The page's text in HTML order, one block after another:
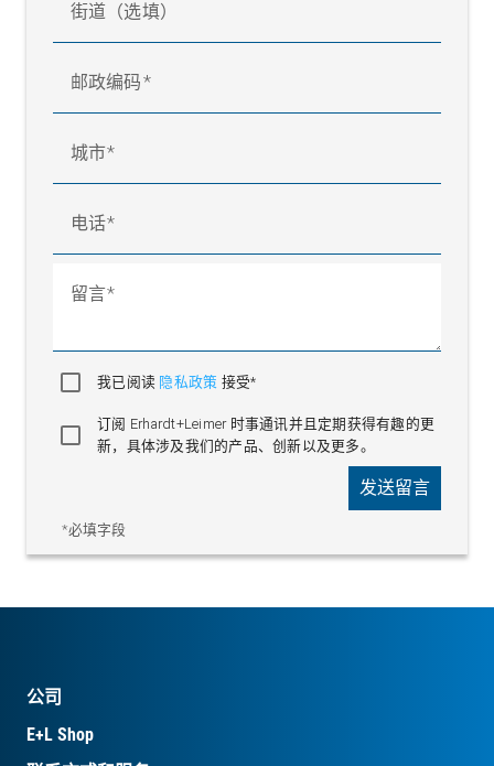
街道（选填）
邮政编码
城市
电话
留言
我已阅读 隐私政策 接受*
订阅 Erhardt+Leimer 时事通讯并且定期获得有趣的更
新，具体涉及我们的产品、创新以及更多。
*必填字段
发送留言
公司
E+L Shop